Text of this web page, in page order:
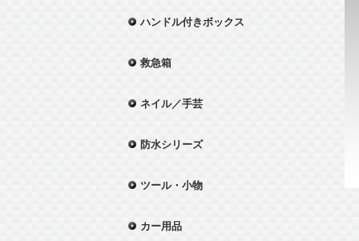
ハンドル付きボックス
救急箱
ネイル／手芸
防水シリーズ
ツール・小物
カー用品